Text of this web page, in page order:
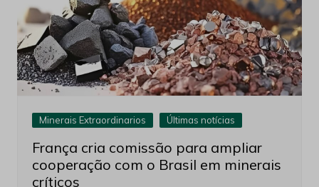
Minerais Extraordinarios Últimas notícias
França cria comissão para ampliar
cooperação com o Brasil em minerais
críticos